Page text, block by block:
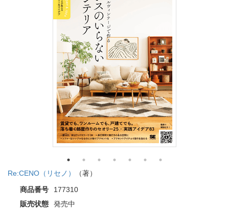
Re:CENO（リセノ）
（著）
商品番号
177310
販売状態
発売中